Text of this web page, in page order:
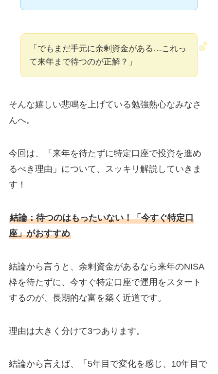
「でもまだ手元に余剰資金がある…これっ
て来年まで待つのが正解？」
そんな嬉しい悲鳴を上げている勉強熱心なみなさ
んへ。
今回は、「来年を待たずに特定口座で投資を進め
るべき理由」について、スッキリ解説していきま
す！
結論：待つのはもったいない！「今すぐ特定口
座」がおすすめ
結論から言うと、余剰資金があるなら来年のNISA
枠を待たずに、今すぐ特定口座で運用をスタート
するのが、長期的な富を築く近道です。
理由は大きく分けて3つあります。
結論から言えば、「5年目で変化を感じ、10年目で